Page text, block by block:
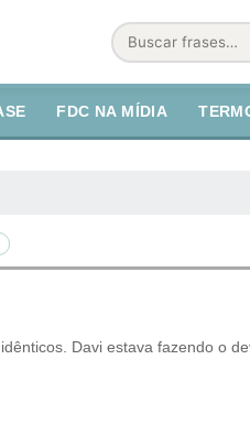
Buscar
FDC NA MÍDIA
Davi estava fazendo o